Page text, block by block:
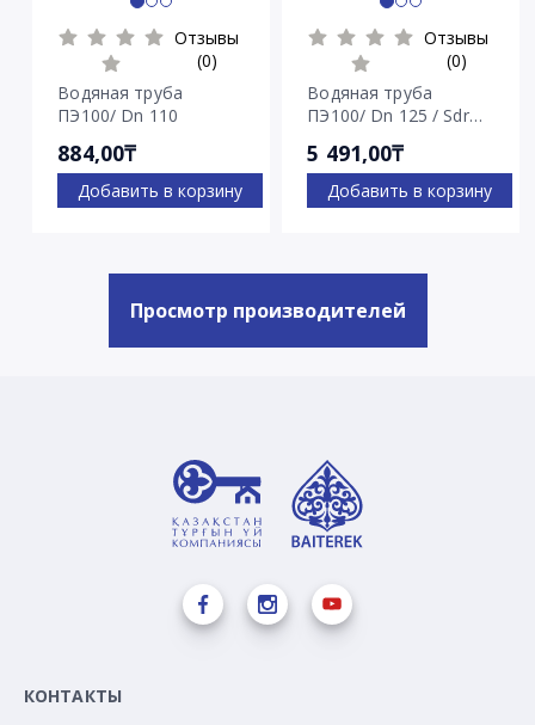
Отзывы
(0)
Водяная труба
ПЭ100/ Dn 110
884,00₸
Добавить в корзину
Отзывы
(0)
Водяная труба
ПЭ100/ Dn 125 / Sdr
5 491,00₸
Добавить в корзину
Просмотр производителей
КОНТАКТЫ